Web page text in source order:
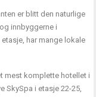
er blitt den naturlige
innbyggerne i
har mange lokale
mest komplette hotellet i
SkySpa i etasje 22-25,